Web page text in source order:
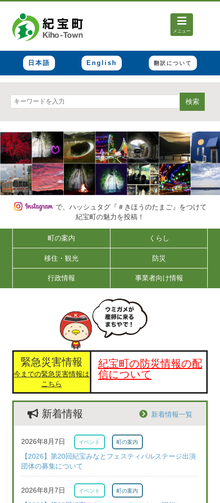
メニュー
日本語 English 翻訳について
検索
で、ハッシュタグ『＃きほうのたまご』をつけて
紀宝町の魅力を投稿！
町の案内 くらし
移住・観光 防災
行政情報 事業者向け情報
緊急災害情報
今までの緊急災害情報は
こちら
紀宝町の防災情報の配
信について
新着情報 新着情報一覧
2026年8月7日 イベント 町の案内
【2026】第20回紀宝みなとフェスティバルステージ出演
団体の募集について
2026年8月7日 イベント 町の案内